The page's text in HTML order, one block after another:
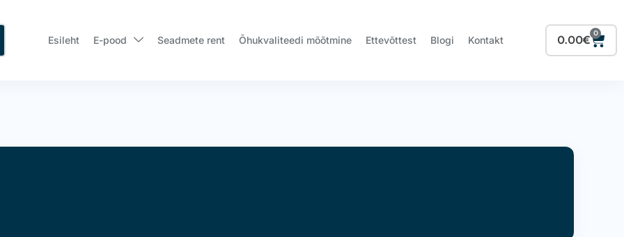
Esileht E-pood Seadmete rent Õhukvaliteedi mõõtmine Ettevõttest Blogi Kontakt 0.00€
0
Cart